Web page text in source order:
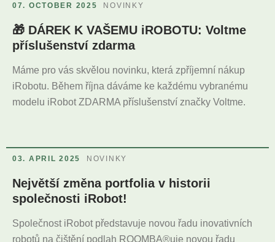
07. OCTOBER 2025 NOVINKY
🎁 DÁREK K VAŠEMU iROBOTU: Voltme
příslušenství zdarma
Máme pro vás skvělou novinku, která zpříjemní nákup
iRobotu. Během října dáváme ke každému vybranému
modelu iRobot ZDARMA příslušenství značky Voltme.
03. APRIL 2025 NOVINKY
Největší změna portfolia v historii
společnosti iRobot!
Společnost iRobot představuje novou řadu inovativních
robotů na čištění podlah ROOMBA®uje novou řadu